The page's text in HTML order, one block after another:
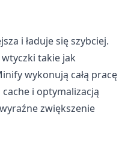
i ładuje się szybciej.
takie jak
wykonują całą pracę
i optymalizacją
zwiększenie